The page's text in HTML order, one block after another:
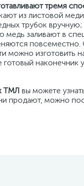
тремя
из листовой
трубок вручную;
медь заливают в
повсеместно.
можно изготовить
наконечник
ТМЛ вы можете
продают, можно